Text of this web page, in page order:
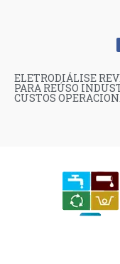
ELETRODIÁLISE
PARA REÚSO
CUSTOS